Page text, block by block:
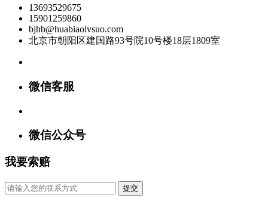
13693529675
15901259860
bjhb@huabiaolvsuo.com
北京市朝阳区建国路93号院10号楼18层1809室
微信客服
微信公众号
我要索赔
提交